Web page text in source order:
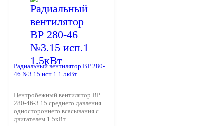
Радиальный вентилятор ВР 280-
46 №3.15 исп.1 1.5кВт
Центробежный вентилятор ВР
280-46-3.15 среднего давления
одностороннего всасывания с
двигателем 1.5кВт